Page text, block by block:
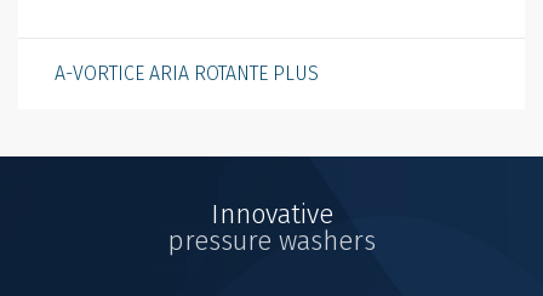
A-VORTICE ARIA ROTANTE PLUS
Innovative
pressure washers